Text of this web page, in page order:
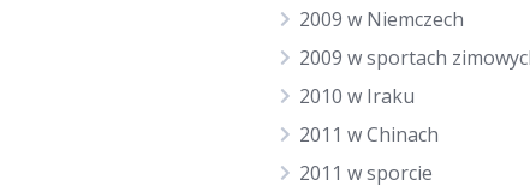
2009 w Niemczech
2009 w sportach
2010 w Iraku
2011 w Chinach
2011 w sporcie